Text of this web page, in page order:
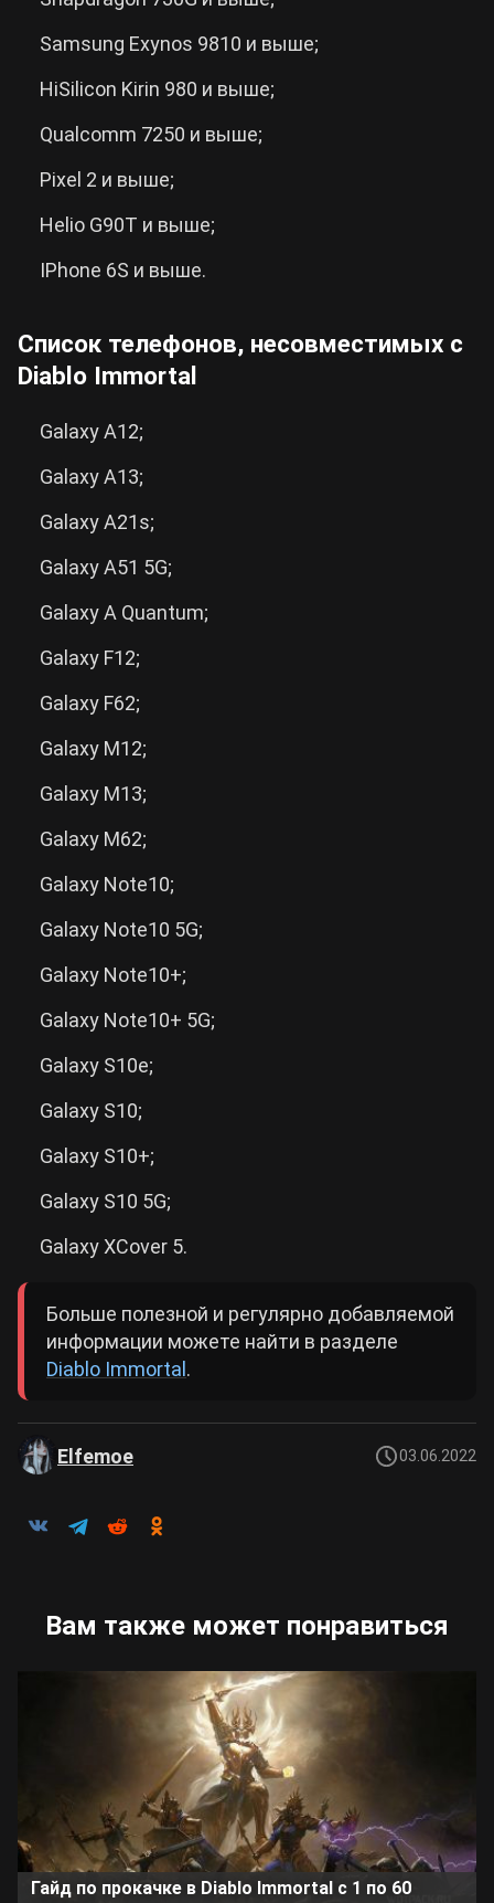
Samsung Exynos 9810 и выше;
HiSilicon Kirin 980 и выше;
Qualcomm 7250 и выше;
Pixel 2 и выше;
Helio G90T и выше;
IPhone 6S и выше.
Список телефонов, несовместимых с
Diablo Immortal
Galaxy A12;
Galaxy A13;
Galaxy A21s;
Galaxy A51 5G;
Galaxy A Quantum;
Galaxy F12;
Galaxy F62;
Galaxy M12;
Galaxy M13;
Galaxy M62;
Galaxy Note10;
Galaxy Note10 5G;
Galaxy Note10+;
Galaxy Note10+ 5G;
Galaxy S10e;
Galaxy S10;
Galaxy S10+;
Galaxy S10 5G;
Galaxy XCover 5.
Больше полезной и регулярно добавляемой
информации можете найти в разделе
Diablo Immortal .
Elfemoe 03.06.2022
Вам также может понравиться
Гайд по прокачке в Diablo Immortal с 1 по 60